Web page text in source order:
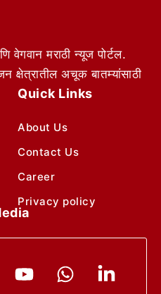
वेगवान मराठी न्यूज पोर्टल.
क्षेत्रातील अचूक बातम्यांसाठी
Quick Links
About Us
Contact Us
Career
Privacy policy